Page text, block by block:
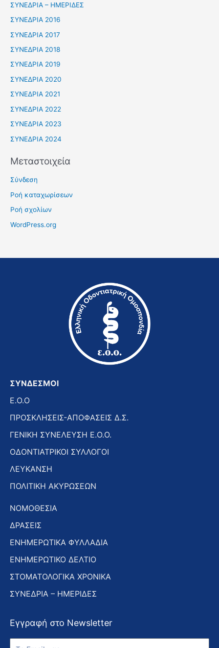
ΣΥΝΕΔΡΙΑ – ΗΜΕΡΙΔΕΣ
ΣΥΝΕΔΡΙΑ 2016
ΣΥΝΕΔΡΙΑ 2017
ΣΥΝΕΔΡΙΑ 2018
ΣΥΝΕΔΡΙΑ 2019
ΣΥΝΕΔΡΙΑ 2020
ΣΥΝΕΔΡΙΑ 2021
ΣΥΝΕΔΡΙΑ 2022
ΣΥΝΕΔΡΙΑ 2023
ΣΥΝΕΔΡΙΑ 2024
Μεταστοιχεία
Σύνδεση
Ροή καταχωρίσεων
Ροή σχολίων
WordPress.org
ΣΥΝΔΕΣΜΟΙ
E.O.O
ΠΡΟΣΚΛΗΣΕΙΣ-ΑΠΟΦΑΣΕΙΣ Δ.Σ.
ΓΕΝΙΚΗ ΣΥΝΕΛΕΥΣΗ Ε.Ο.Ο.
ΟΔΟΝΤΙΑΤΡΙΚΟΙ ΣΥΛΛΟΓΟΙ
ΛΕΥΚΑΝΣΗ
ΠΟΛΙΤΙΚΗ ΑΚΥΡΩΣΕΩΝ
ΝΟΜΟΘΕΣΙΑ
ΔΡΑΣΕΙΣ
ΕΝΗΜΕΡΩΤΙΚΑ ΦΥΛΛΑΔΙΑ
ΕΝΗΜΕΡΩΤΙΚΟ ΔΕΛΤΙΟ
ΣΤΟΜΑΤΟΛΟΓΙΚΑ ΧΡΟΝΙΚΑ
ΣΥΝΕΔΡΙΑ – ΗΜΕΡΙΔΕΣ
Εγγραφή στο Newsletter